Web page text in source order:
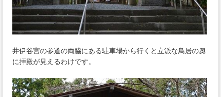
井伊谷宮の参道の両脇にある駐車場から行くと立派な鳥居の奧
に拝殿が見えるわけです。